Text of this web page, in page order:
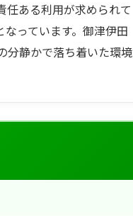
任ある利用が求められて
っています。御津伊田
分静かで落ち着いた環境